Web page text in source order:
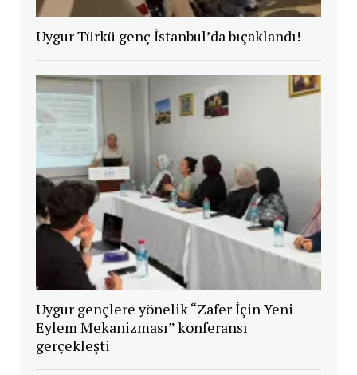
Uygur Türkü genç İstanbul’da bıçaklandı!
Uygur gençlere yönelik “Zafer İçin Yeni
Eylem Mekanizması” konferansı
gerçekleşti